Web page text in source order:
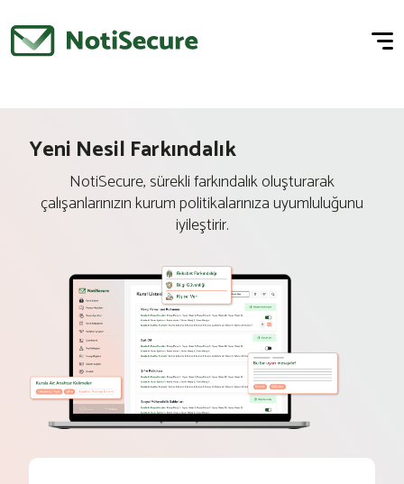
Yeni Nesil Farkındalık
NotiSecure, sürekli farkındalık oluşturarak
çalışanlarınızın kurum politikalarınıza uyumluluğunu
iyileştirir.